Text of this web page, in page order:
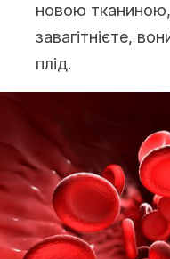
новою
завагітнієте,
плід.